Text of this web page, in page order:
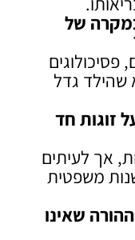
של
שהילד גדל
זוגות חד
אך לעיתים
משפטית
שאינו